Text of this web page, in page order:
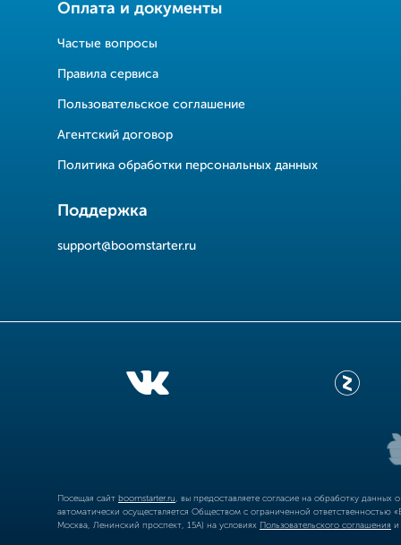
Оплата и документы
Частые вопросы
Правила сервиса
Пользовательское соглашение
Агентский договор
Политика обработки персональных данных
Поддержка
support@boomstarter.ru
Посещая сайт boomstarter.ru , вы предоставляете согласие на обработку
автоматически осуществляется Обществом с ограниченной
Москва, Ленинский проспект, 15А) на условиях Пользовательского соглашения и